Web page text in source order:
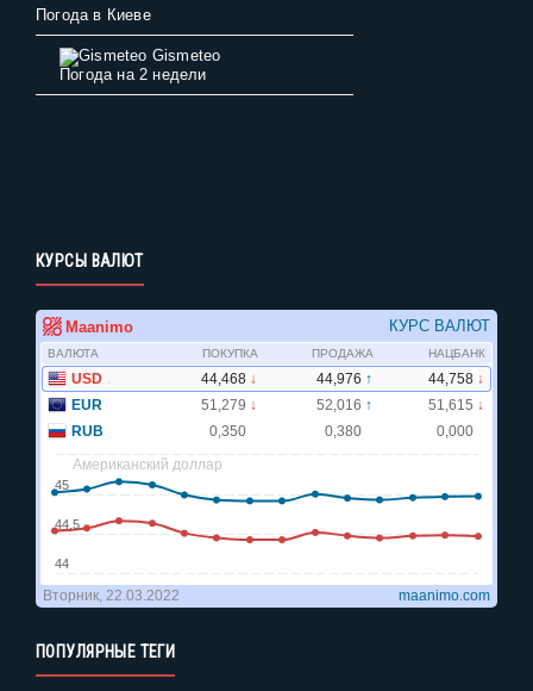
Погода в Киеве
Gismeteo
Погода на 2 недели
КУРСЫ ВАЛЮТ
ПОПУЛЯРНЫЕ ТЕГИ